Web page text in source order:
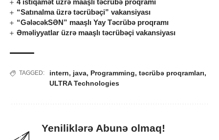
4 istiqamət üzrə maaşlı təcrübə proqramı
“Satınalma üzrə təcrübəçi” vakansiyası
“GələcəkSƏN” maaşlı Yay Təcrübə proqramı
Əməliyyatlar üzrə maaşlı təcrübəçi vakansiyası
TAGGED: intern, java, Programming, təcrübə proqramları,
ULTRA Technologies
Yeniliklərə Abunə olmaq!